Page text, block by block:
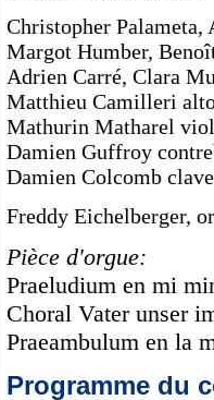
Christopher Palameta,
Margot Humber,
Adrien Carré, Clara
Matthieu Camilleri
Mathurin Matharel
Damien Guffroy
Damien Colcomb
Freddy Eichelberger,
Pièce d'orgue:
Praeludium en mi
Choral Vater unser
Praeambulum en la
Programme du